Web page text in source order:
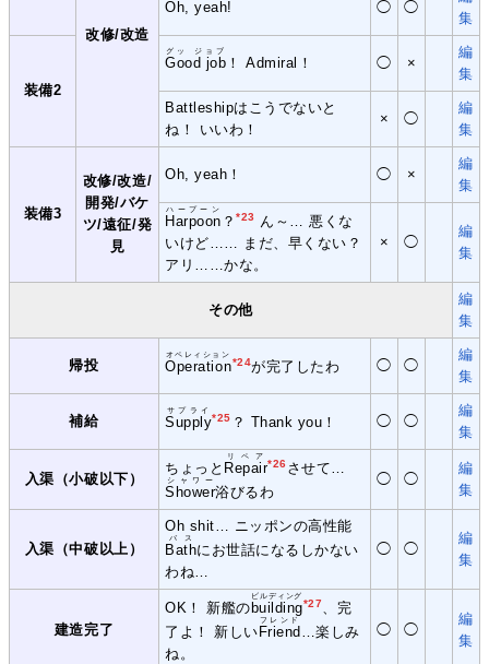
改修/改造
Oh, yeah! ◯ ◯
集
装備2
Good job
グッ ジョブ
！ Admiral！ ◯ ×
編
集
Battleshipはこうでないと
ね！ いいわ！
× ◯
編
集
装備3
改修/改造/
開発/バケ
ツ/遠征/発
見
Oh, yeah！ ◯ ×
編
集
Harpoon
ハープーン
？*23 ん～… 悪くな
いけど…… まだ、早くない？
アリ……かな。
× ◯
編
集
その他
編
集
帰投 Operation
オペレィション
*24が完了したわ ◯ ◯
編
集
補給 Supply
サプライ
*25 ？ Thank you！ ◯ ◯
編
集
入渠（小破以下）
ちょっと Repair
リペア
*26させて…
Shower
シャワー
浴びるわ
◯ ◯
編
集
入渠（中破以上）
Oh shit… ニッポンの高性能
Bath
バス
にお世話になるしかない
わね…
◯ ◯
編
集
建造完了
OK！ 新艦の building
ビルディング
*27、完
了よ！ 新しい Friend
フレンド
…楽しみ
ね。
◯ ◯
編
集